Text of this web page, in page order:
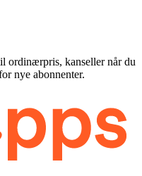
ordinærpris, kanseller når du
nye abonnenter.